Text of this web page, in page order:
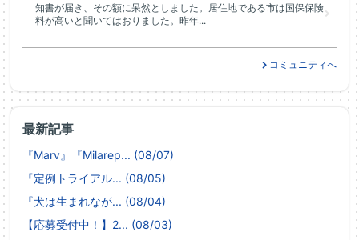
最新記事
『Marv』『Milarep... (08/07)
『定例トライアル... (08/05)
『犬は生まれなが... (08/04)
【応募受付中！】2... (08/03)
知書が届き、その額に呆然としました。居住地である市は国保保険
料が高いと聞いてはおりました。昨年...
コミュニティへ